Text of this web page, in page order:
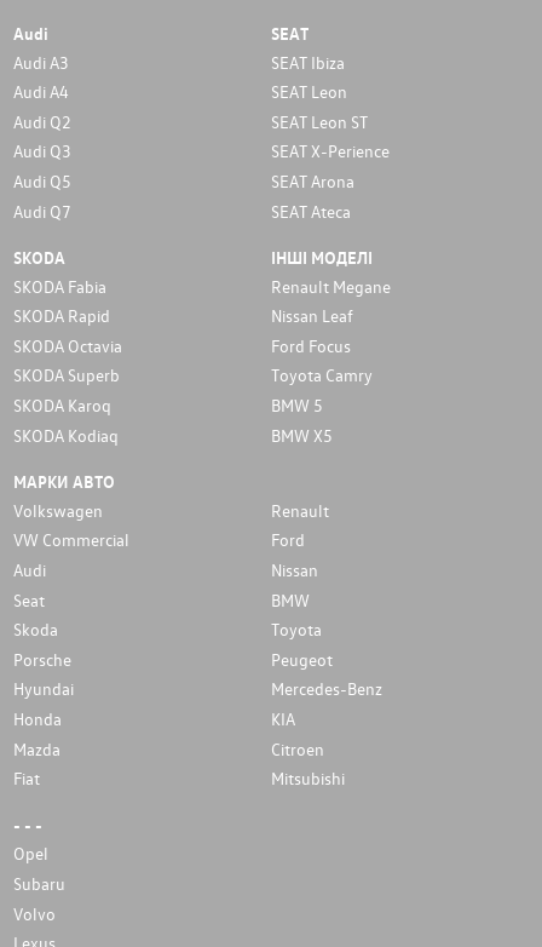
Audi
Audi A3
Audi A4
Audi Q2
Audi Q3
Audi Q5
Audi Q7
SEAT
SEAT Ibiza
SEAT Leon
SEAT Leon ST
SEAT X-Perience
SEAT Arona
SEAT Ateca
SKODA
SKODA Fabia
SKODA Rapid
SKODA Octavia
SKODA Superb
SKODA Karoq
SKODA Kodiaq
ІНШІ МОДЕЛІ
Renault Megane
Nissan Leaf
Ford Focus
Toyota Camry
BMW 5
BMW X5
МАРКИ АВТО
Volkswagen
Renault
VW Commercial
Ford
Audi
Nissan
Seat
BMW
Skoda
Toyota
Porsche
Peugeot
Hyundai
Mercedes-Benz
Honda
KIA
Mazda
Citroen
Fiat
Mitsubishi
- - -
Opel
Subaru
Volvo